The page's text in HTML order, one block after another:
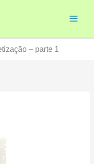
– parte 1